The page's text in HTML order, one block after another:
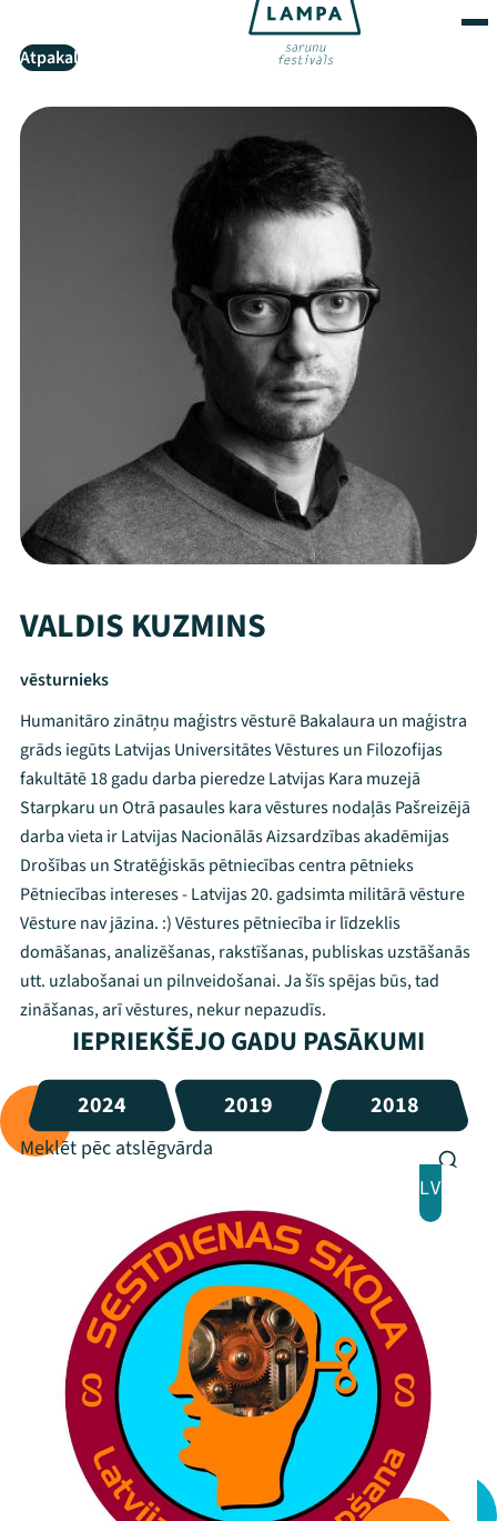
Atpakaļ
VALDIS KUZMINS
vēsturnieks
Humanitāro zinātņu maģistrs vēsturē Bakalaura un maģistra
grāds iegūts Latvijas Universitātes Vēstures un Filozofijas
fakultātē 18 gadu darba pieredze Latvijas Kara muzejā
Starpkaru un Otrā pasaules kara vēstures nodaļās Pašreizējā
darba vieta ir Latvijas Nacionālās Aizsardzības akadēmijas
Drošības un Stratēģiskās pētniecības centra pētnieks
Pētniecības intereses - Latvijas 20. gadsimta militārā vēsture
Vēsture nav jāzina. :) Vēstures pētniecība ir līdzeklis
domāšanas, analizēšanas, rakstīšanas, publiskas uzstāšanās
utt. uzlabošanai un pilnveidošanai. Ja šīs spējas būs, tad
zināšanas, arī vēstures, nekur nepazudīs.
IEPRIEKŠĒJO GADU PASĀKUMI
2024 2019 2018
LV